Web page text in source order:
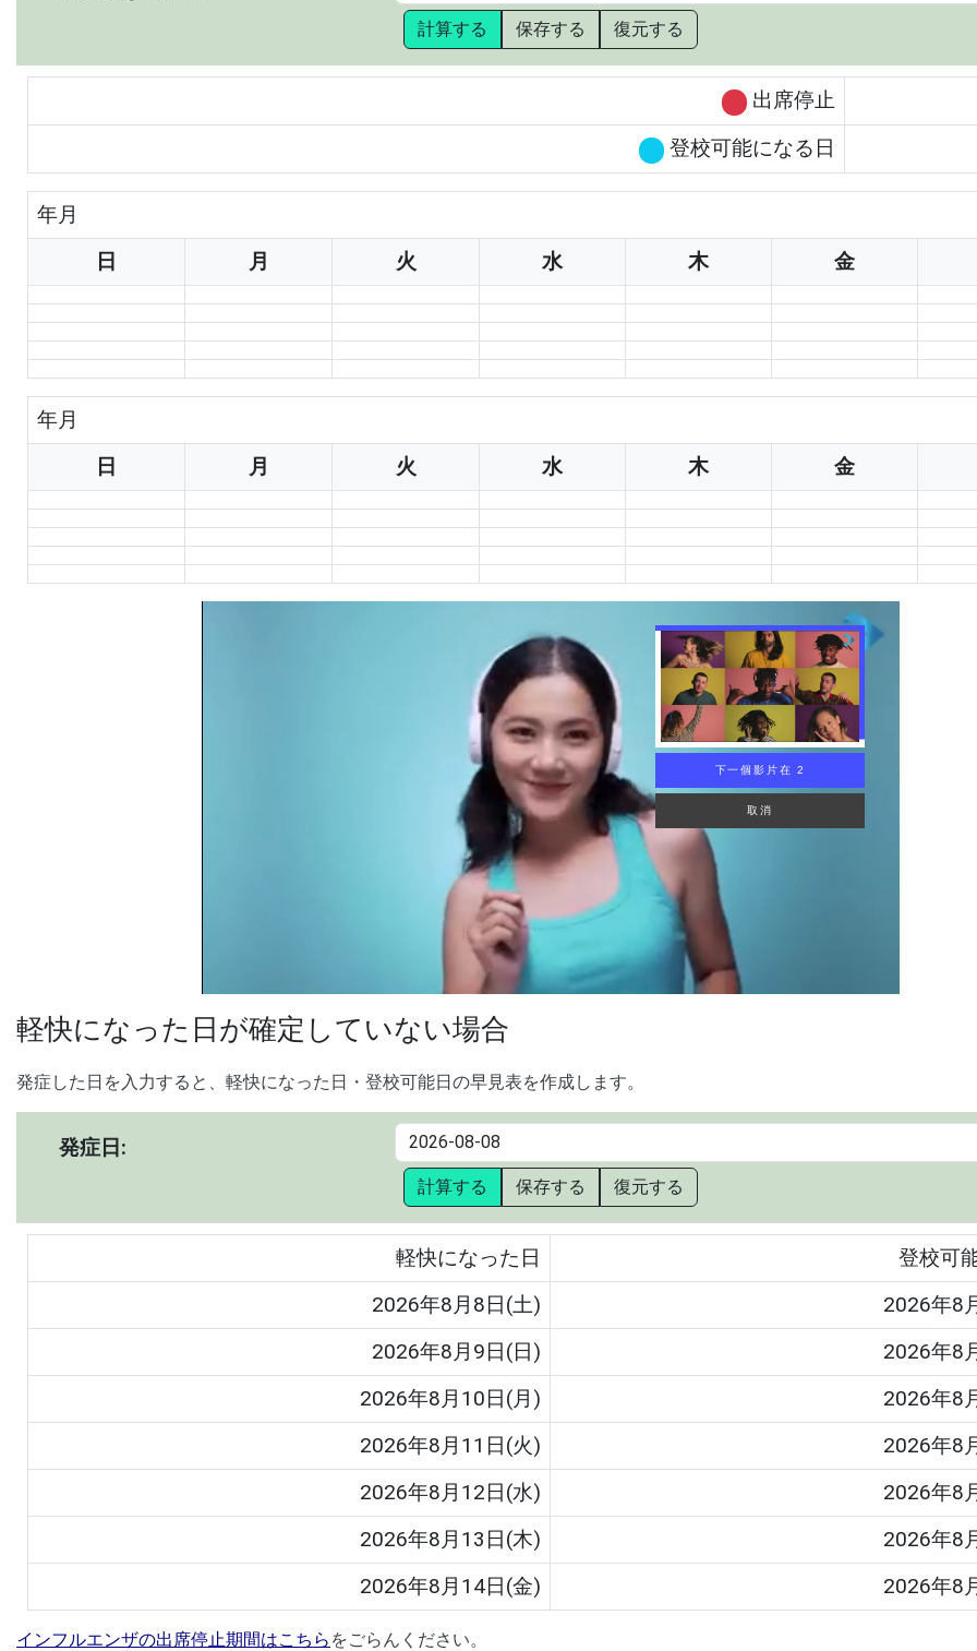
計算する 保存する 復元する
出席停止
登校可能になる日
年月
日
月 火 水 木 金
年月
日
月 火 水 木 金
下一個影片在 1
取消
軽快になった日が確定していない場合
発症した日を入力すると、軽快になった日・登校可能日の早見表を作成します。
発症日:
計算する 保存する 復元する
軽快になった日
登校可
2026年8月8日(土)
2026年8
2026年8月9日(日)
2026年8
2026年8月10日(月)
2026年8
2026年8月11日(火)
2026年8
2026年8月12日(水)
2026年8
2026年8月13日(木)
2026年8
2026年8月14日(金)
2026年8
インフルエンザの出席停止期間はこちら をごらんください。